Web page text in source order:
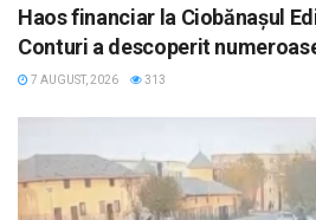
Haos financiar la Ciobănașul
Conturi a descoperit
7 AUGUST, 2026 313